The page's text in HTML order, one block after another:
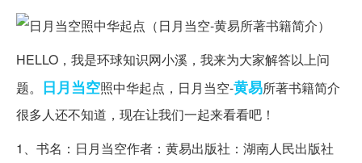
HELLO，我是环球知识网小溪，我来为大家解答以上问
题。 日月当空照中华起点，日月当空-黄易所著书籍简介
很多人还不知道，现在让我们一起来看看吧！
1、书名：日月当空作者：黄易出版社：湖南人民出版社